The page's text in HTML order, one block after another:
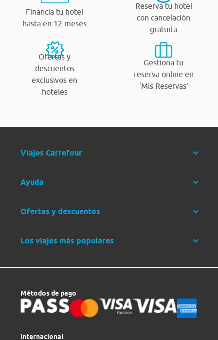
Financia tu hotel
hasta en 12 meses
Reserva tu hotel
con cancelación
gratuita
Ofertas y
descuentos
exclusivos en
hoteles
Gestiona tu
reserva online en
‘Mis Reservas’
Viajes Carrefour
Ayuda
Ofertas y descuentos
Los viajes más populares
Métodos de pago
Internacional